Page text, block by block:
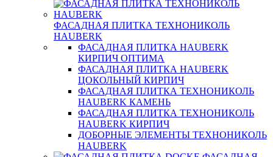
ФАСАДНАЯ ПЛИТКА ТЕХНОНИКОЛЬ
HAUBERK
ФАСАДНАЯ ПЛИТКА HAUBERK
КИРПИЧ ОПТИМА
ФАСАДНАЯ ПЛИТКА HAUBERK
ЦОКОЛЬНЫЙ КИРПИЧ
ФАСАДНАЯ ПЛИТКА ТЕХНОНИКОЛЬ
HAUBERK КАМЕНЬ
ФАСАДНАЯ ПЛИТКА ТЕХНОНИКОЛЬ
HAUBERK КИРПИЧ
ДОБОРНЫЕ ЭЛЕМЕНТЫ ТЕХНОНИКОЛЬ
HAUBERK